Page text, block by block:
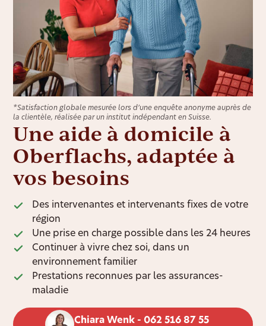
*Satisfaction globale mesurée lors d’une enquête anonyme auprès de
la clientèle, réalisée par un institut indépendant en Suisse.
Une aide à domicile à
Oberflachs, adaptée à
vos besoins
Des intervenantes et intervenants fixes de votre
région
Une prise en charge possible dans les 24 heures
Continuer à vivre chez soi, dans un
environnement familier
Prestations reconnues par les assurances-
maladie
Chiara Wenk - 062 516 87 55